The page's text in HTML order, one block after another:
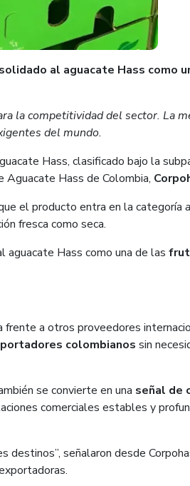
al aguacate Hass como
la competitividad del sector. La
del mundo.
Hass, clasificado bajo la
Aguacate Hass de Colombia,
el producto entra en la categoría
fresca como seca.
aguacate Hass como una de las
a otros proveedores
colombianos sin
se convierte en una señal de
comerciales estables y
señalaron desde